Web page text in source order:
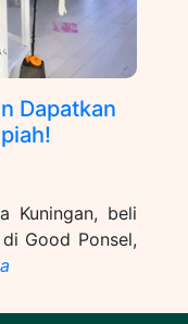
Dapatkan
Kuningan, beli
Good Ponsel,